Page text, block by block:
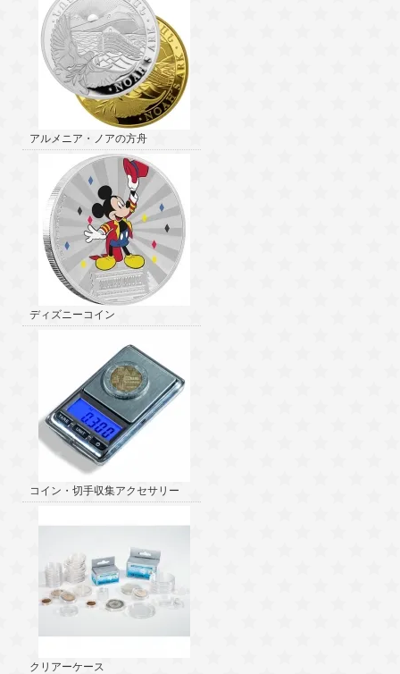
アルメニア・ノアの方舟
ディズニーコイン
コイン・切手収集アクセサリー
クリアーケース